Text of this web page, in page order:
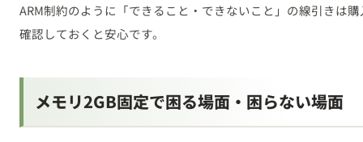
ARM制約のように「できること・できないこと」の線引きは
確認しておくと安心です。
メモリ2GB固定で困る場面・困らない場面